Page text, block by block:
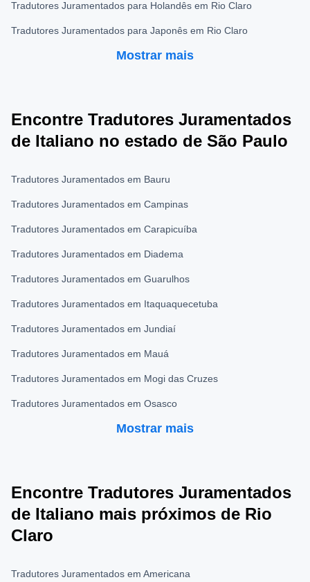
Tradutores Juramentados para Holandês em Rio Claro
Tradutores Juramentados para Japonês em Rio Claro
Mostrar mais
Encontre Tradutores Juramentados
de Italiano no estado de São Paulo
Tradutores Juramentados em Bauru
Tradutores Juramentados em Campinas
Tradutores Juramentados em Carapicuíba
Tradutores Juramentados em Diadema
Tradutores Juramentados em Guarulhos
Tradutores Juramentados em Itaquaquecetuba
Tradutores Juramentados em Jundiaí
Tradutores Juramentados em Mauá
Tradutores Juramentados em Mogi das Cruzes
Tradutores Juramentados em Osasco
Mostrar mais
Encontre Tradutores Juramentados
de Italiano mais próximos de Rio
Claro
Tradutores Juramentados em Americana